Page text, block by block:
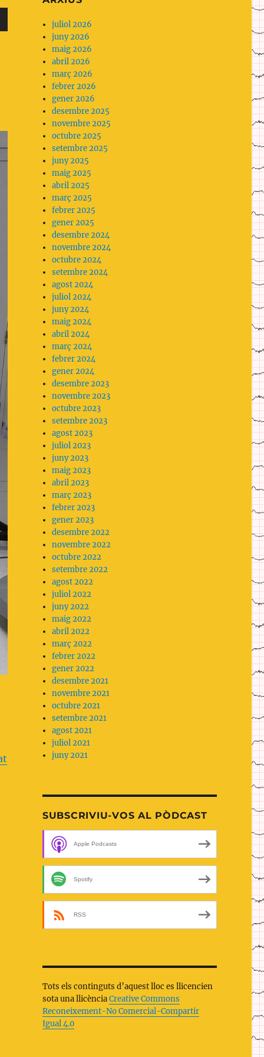
ens
no
fer
servir
analgèsia
parenteral
com
a
primera
opció.
juliol 2026
juny 2026
maig 2026
abril 2026
març 2026
febrer 2026
gener 2026
desembre 2025
novembre 2025
octubre 2025
setembre 2025
juny 2025
maig 2025
abril 2025
març 2025
febrer 2025
gener 2025
desembre 2024
novembre 2024
octubre 2024
setembre 2024
agost 2024
juliol 2024
juny 2024
maig 2024
abril 2024
març 2024
febrer 2024
gener 2024
desembre 2023
novembre 2023
octubre 2023
setembre 2023
agost 2023
juliol 2023
juny 2023
maig 2023
abril 2023
març 2023
febrer 2023
gener 2023
desembre 2022
novembre 2022
octubre 2022
setembre 2022
agost 2022
juliol 2022
juny 2022
maig 2022
abril 2022
març 2022
febrer 2022
gener 2022
desembre 2021
novembre 2021
octubre 2021
setembre 2021
agost 2021
juliol 2021
juny 2021
SUBSCRIVIU-VOS AL PÒDCAST
Apple Podcasts
Spotify
RSS
Tots els continguts d’aquest lloc es llicencien
sota una llicènciaCreative Commons
Reconeixement-No Comercial-Compartir
Igual 4.0